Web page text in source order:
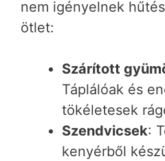
nem igényelnek
ötlet:
Szárított
Táplálóak és
tökéletesek
Szendvicsek:
kenyérből